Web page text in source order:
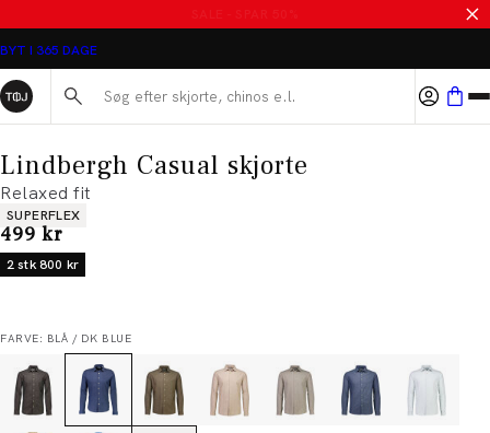
BYT I 365 DAGE
Søg her...
Lindbergh Casual skjorte
Relaxed fit
Produkt egenskaber
SUPERFLEX
I alt (inkl. rabat)
499 kr
2 stk 800 kr
FARVE: BLÅ / DK BLUE